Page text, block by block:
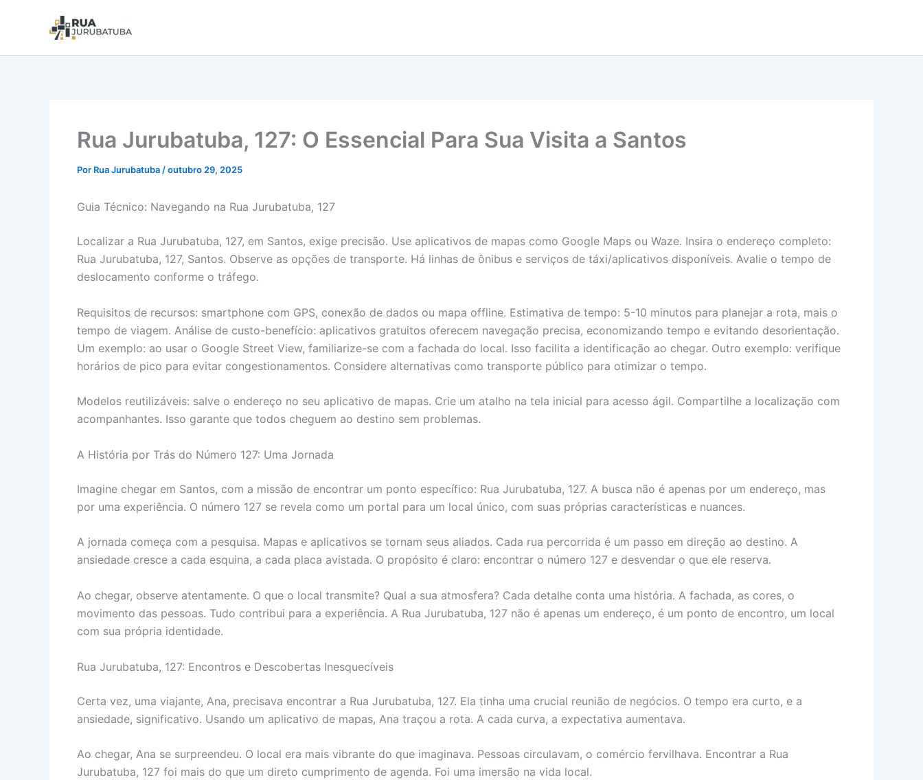
Rua Jurubatuba, 127: O Essencial Para Sua Visita a Santos
Por Rua Jurubatuba /outubro 29, 2025
Guia Técnico: Navegando na Rua Jurubatuba, 127
Localizar a Rua Jurubatuba, 127, em Santos, exige precisão. Use aplicativos de mapas como Google Maps ou Waze. Insira o endereço completo:
Rua Jurubatuba, 127, Santos. Observe as opções de transporte. Há linhas de ônibus e serviços de táxi/aplicativos disponíveis. Avalie o tempo de
deslocamento conforme o tráfego.
Requisitos de recursos: smartphone com GPS, conexão de dados ou mapa offline. Estimativa de tempo: 5-10 minutos para planejar a rota, mais o
tempo de viagem. Análise de custo-benefício: aplicativos gratuitos oferecem navegação precisa, economizando tempo e evitando desorientação.
Um exemplo: ao usar o Google Street View, familiarize-se com a fachada do local. Isso facilita a identificação ao chegar. Outro exemplo: verifique
horários de pico para evitar congestionamentos. Considere alternativas como transporte público para otimizar o tempo.
Modelos reutilizáveis: salve o endereço no seu aplicativo de mapas. Crie um atalho na tela inicial para acesso ágil. Compartilhe a localização com
acompanhantes. Isso garante que todos cheguem ao destino sem problemas.
A História por Trás do Número 127: Uma Jornada
Imagine chegar em Santos, com a missão de encontrar um ponto específico: Rua Jurubatuba, 127. A busca não é apenas por um endereço, mas
por uma experiência. O número 127 se revela como um portal para um local único, com suas próprias características e nuances.
A jornada começa com a pesquisa. Mapas e aplicativos se tornam seus aliados. Cada rua percorrida é um passo em direção ao destino. A
ansiedade cresce a cada esquina, a cada placa avistada. O propósito é claro: encontrar o número 127 e desvendar o que ele reserva.
Ao chegar, observe atentamente. O que o local transmite? Qual a sua atmosfera? Cada detalhe conta uma história. A fachada, as cores, o
movimento das pessoas. Tudo contribui para a experiência. A Rua Jurubatuba, 127 não é apenas um endereço, é um ponto de encontro, um local
com sua própria identidade.
Rua Jurubatuba, 127: Encontros e Descobertas Inesquecíveis
Certa vez, uma viajante, Ana, precisava encontrar a Rua Jurubatuba, 127. Ela tinha uma crucial reunião de negócios. O tempo era curto, e a
ansiedade, significativo. Usando um aplicativo de mapas, Ana traçou a rota. A cada curva, a expectativa aumentava.
Ao chegar, Ana se surpreendeu. O local era mais vibrante do que imaginava. Pessoas circulavam, o comércio fervilhava. Encontrar a Rua
Jurubatuba, 127 foi mais do que um direto cumprimento de agenda. Foi uma imersão na vida local.